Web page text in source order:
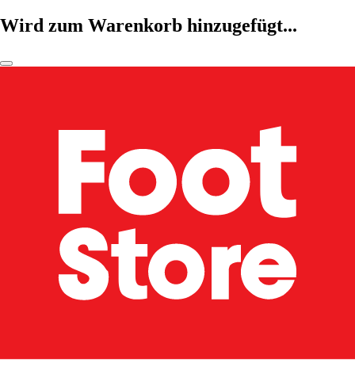
Wird zum Warenkorb hinzugefügt...